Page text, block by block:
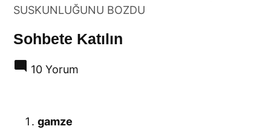
SUSKUNLUĞUNU BOZDU
Sohbete Katılın
10 Yorum
gamze